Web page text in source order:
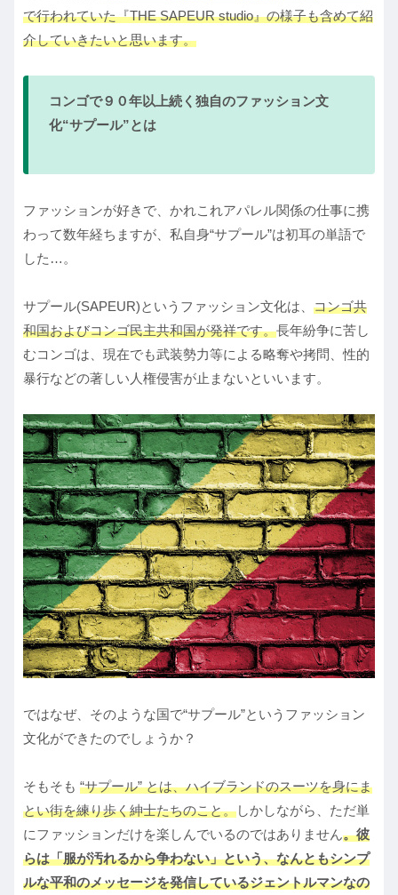
で行われていた『THE SAPEUR studio』の様子も含めて紹
介していきたいと思います。
コンゴで９０年以上続く独自のファッション文
化“サプール”とは
ファッションが好きで、かれこれアパレル関係の仕事に携
わって数年経ちますが、私自身“サプール”は初耳の単語で
した…。
サプール(SAPEUR)というファッション文化は、 コンゴ共
和国およびコンゴ民主共和国が発祥です。長年紛争に苦し
むコンゴは、現在でも武装勢力等による略奪や拷問、性的
暴行などの著しい人権侵害が止まないといいます。
ではなぜ、そのような国で“サプール”というファッション
文化ができたのでしょうか？
そもそも “サプール” とは、ハイブランドのスーツを身にま
とい街を練り歩く紳士たちのこと。しかしながら、ただ単
にファッションだけを楽しんでいるのではありません。彼
らは「服が汚れるから争わない」という、なんともシンプ
ルな平和のメッセージを発信しているジェントルマンなの